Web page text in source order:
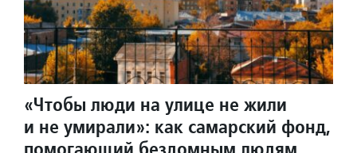
«Чтобы люди на улице не жили
и не умирали»: как самарский фонд,